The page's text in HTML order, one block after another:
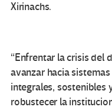
Xirinachs.
“Enfrentar la crisis del
avanzar hacia
integrales, sostenibles
robustecer la